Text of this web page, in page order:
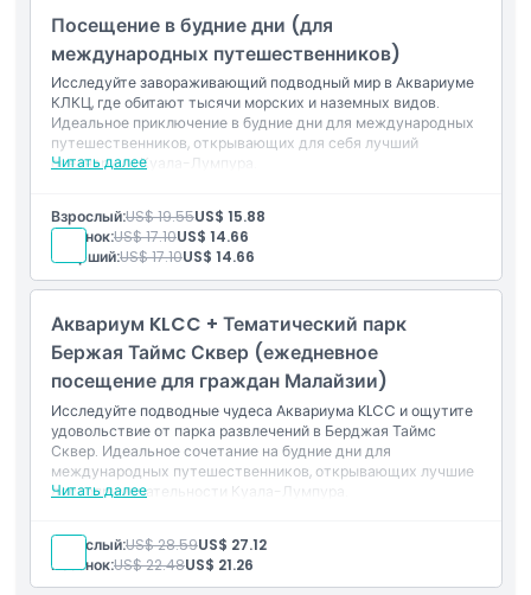
праздники Малайзии
Мобильный электронный билет (требуется
предварительная регистрация)
Посещение в будние дни (для
международных путешественников)
Исследуйте завораживающий подводный мир в Аквариуме
КЛКЦ, где обитают тысячи морских и наземных видов.
Идеальное приключение в будние дни для международных
путешественников, открывающих для себя лучший
океанариум Куала-Лумпура.
Читать далее
Билет на вход в Аквариум КЛКЦ
Доступ ко всем тематическим зонам и экспозициям
Посещение 90-метрового подводного туннеля
Действительно для международных туристов (с
понедельника по пятницу, за исключением
Мобильный электронный билет (предварительная
регистрация обязательна)
Взрослый:US$ 19.55US$ 15.88
Ребенок:US$ 17.10US$ 14.66
Старший:US$ 17.10US$ 14.66
Аквариум KLCC + Тематический парк
Бержая Таймс Сквер (ежедневное
посещение для граждан Малайзии)
Исследуйте подводные чудеса Аквариума KLCC и ощутите
удовольствие от парка развлечений в Берджая Таймс
Сквер. Идеальное сочетание на будние дни для
международных путешественников, открывающих лучшие
достопримечательности Куала-Лумпура.
Читать далее
Вход в Аквариум KLCC (необходима предварительная
регистрация)
Доступ ко всем тематическим зонам и подводному
Взрослый:US$ 28.59US$ 27.12
Ребенок:US$ 22.48US$ 21.26